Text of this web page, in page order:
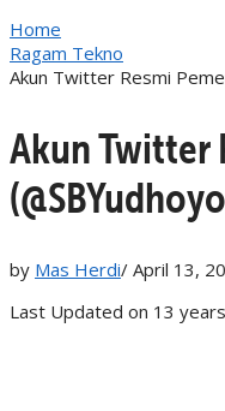
Home
Ragam Tekno
Akun Twitter Resmi
Akun Twitter
by Mas Herdi/ April 13,
Last Updated on 13